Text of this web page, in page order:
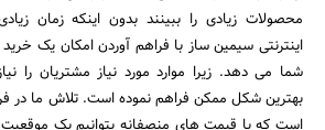
محصولات زیادی را ببینند بدون اینکه زمان
اینترنتی سیمین ساز با فراهم آوردن امکان یک
شما می دهد. زیرا موارد مورد نیاز مشتریان را
بهترین شکل ممکن فراهم نموده است. تلاش ما در